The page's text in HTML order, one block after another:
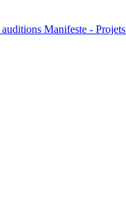
auditions Manifeste - Projets